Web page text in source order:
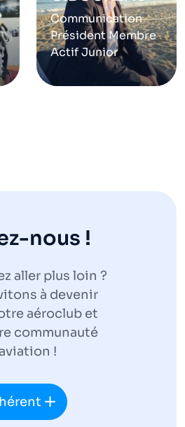
Communication
Président Membre
Actif Junior
nous !
aller plus loin ?
à devenir
aéroclub et
communauté
!